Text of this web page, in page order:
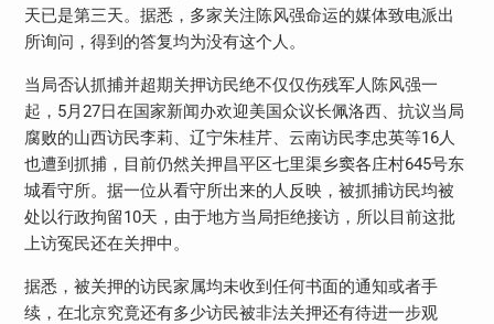
天已是第三天。据悉，多家关注陈风强命运的媒体致电派出
所询问，得到的答复均为没有这个人。
当局否认抓捕并超期关押访民绝不仅仅伤残军人陈风强一
起，5月27日在国家新闻办欢迎美国众议长佩洛西、抗议当局
腐败的山西访民李莉、辽宁朱桂芹、云南访民李忠英等16人
也遭到抓捕，目前仍然关押昌平区七里渠乡窦各庄村645号东
城看守所。据一位从看守所出来的人反映，被抓捕访民均被
处以行政拘留10天，由于地方当局拒绝接访，所以目前这批
上访冤民还在关押中。
据悉，被关押的访民家属均未收到任何书面的通知或者手
续，在北京究竟还有多少访民被非法关押还有待进一步观